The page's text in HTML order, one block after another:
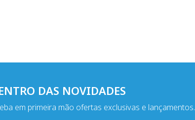
DAS NOVIDADES
em primeira mão ofertas exclusivas e lançamentos.